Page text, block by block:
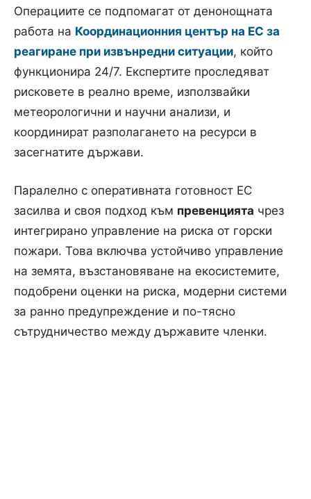
Операциите се подпомагат от денонощната
работа на Координационния център на ЕС за
реагиране при извънредни ситуации, който
функционира 24/7. Експертите проследяват
рисковете в реално време, използвайки
метеорологични и научни анализи, и
координират разполагането на ресурси в
засегнатите държави.
Паралелно с оперативната готовност ЕС
засилва и своя подход към превенцията чрез
интегрирано управление на риска от горски
пожари. Това включва устойчиво управление
на земята, възстановяване на екосистемите,
подобрени оценки на риска, модерни системи
за ранно предупреждение и по-тясно
сътрудничество между държавите членки.